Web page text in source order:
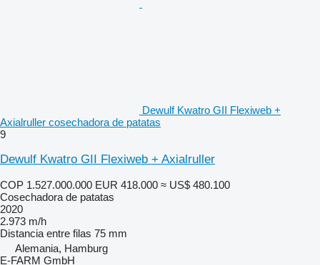
Dewulf Kwatro GII Flexiweb +
Axialruller cosechadora de patatas
9
Dewulf Kwatro GII Flexiweb + Axialruller
COP 1.527.000.000 EUR 418.000 ≈ US$ 480.100
Cosechadora de patatas
2020
2.973 m/h
Distancia entre filas 75 mm
Alemania, Hamburg
E-FARM GmbH